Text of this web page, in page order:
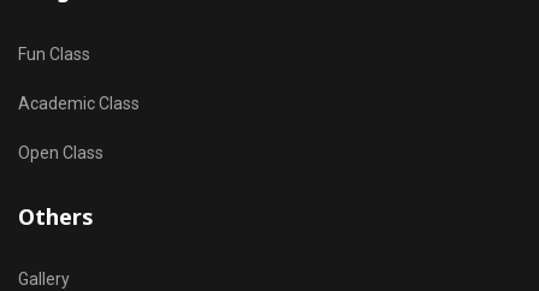
Fun Class
Academic Class
Open Class
Others
Gallery